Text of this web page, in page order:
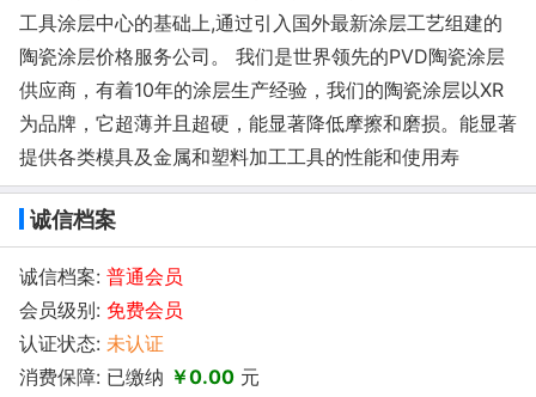
工具涂层中心的基础上,通过引入国外最新涂层工艺组建的
陶瓷涂层价格服务公司。 我们是世界领先的PVD陶瓷涂层
供应商，有着10年的涂层生产经验，我们的陶瓷涂层以XR
为品牌，它超薄并且超硬，能显著降低摩擦和磨损。能显著
提供各类模具及金属和塑料加工工具的性能和使用寿
诚信档案
诚信档案: 普通会员
会员级别: 免费会员
认证状态: 未认证
消费保障: 已缴纳 ￥0.00 元